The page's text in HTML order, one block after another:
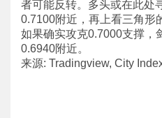
者可能反转。多头或在此处
0.7100附近，再上看三角形
如果确实攻克0.7000支撑，
0.6940附近。
来源: Tradingview, City